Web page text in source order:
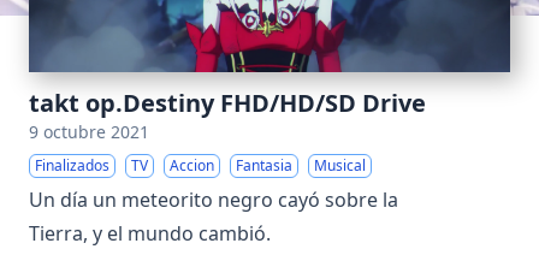
takt op.Destiny FHD/HD/SD Drive
9 octubre 2021
Finalizados TV Accion Fantasia Musical
Un día un meteorito negro cayó sobre la
Tierra, y el mundo cambió.